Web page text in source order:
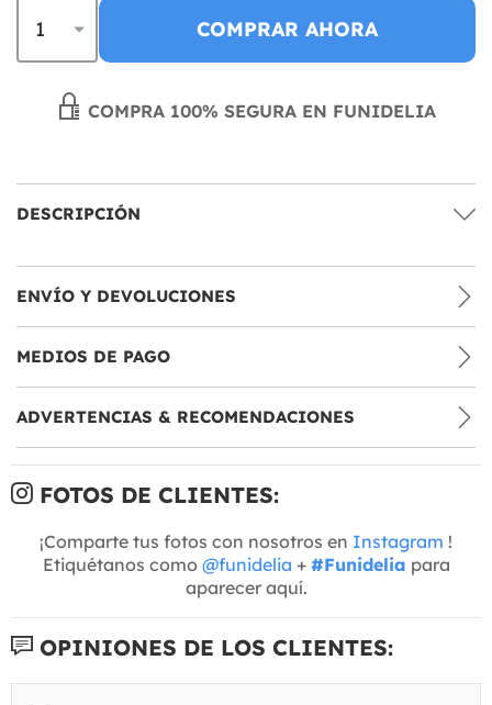
COMPRAR AHORA
COMPRA 100% SEGURA EN FUNIDELIA
DESCRIPCIÓN
ENVÍO Y DEVOLUCIONES
MEDIOS DE PAGO
ADVERTENCIAS & RECOMENDACIONES
FOTOS DE CLIENTES:
¡Comparte tus fotos con nosotros en Instagram !
Etiquétanos como @funidelia + #Funidelia para
aparecer aquí.
OPINIONES DE LOS CLIENTES: